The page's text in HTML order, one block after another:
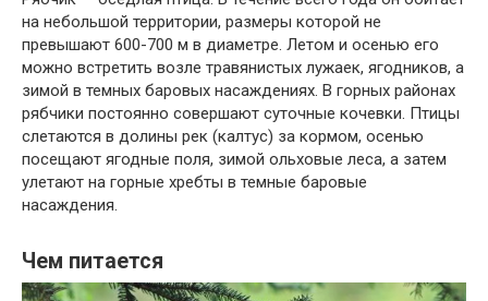
на небольшой территории, размеры которой не
превышают 600-700 м в диаметре. Летом и осенью его
можно встретить возле травянистых лужаек, ягодников, а
зимой в темных баровых насаждениях. В горных районах
рябчики постоянно совершают суточные кочевки. Птицы
слетаются в долины рек (калтус) за кормом, осенью
посещают ягодные поля, зимой ольховые леса, а затем
улетают на горные хребты в темные баровые
насаждения.
Чем питается